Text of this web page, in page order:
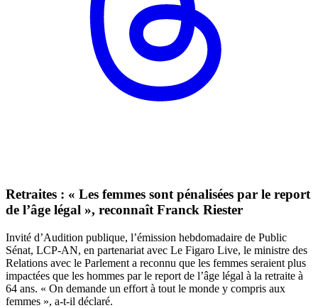
Retraites : « Les femmes sont pénalisées par le report
de l’âge légal », reconnaît Franck Riester
Invité d’Audition publique, l’émission hebdomadaire de Public
Sénat, LCP-AN, en partenariat avec Le Figaro Live, le ministre des
Relations avec le Parlement a reconnu que les femmes seraient plus
impactées que les hommes par le report de l’âge légal à la retraite à
64 ans. « On demande un effort à tout le monde y compris aux
femmes », a-t-il déclaré.